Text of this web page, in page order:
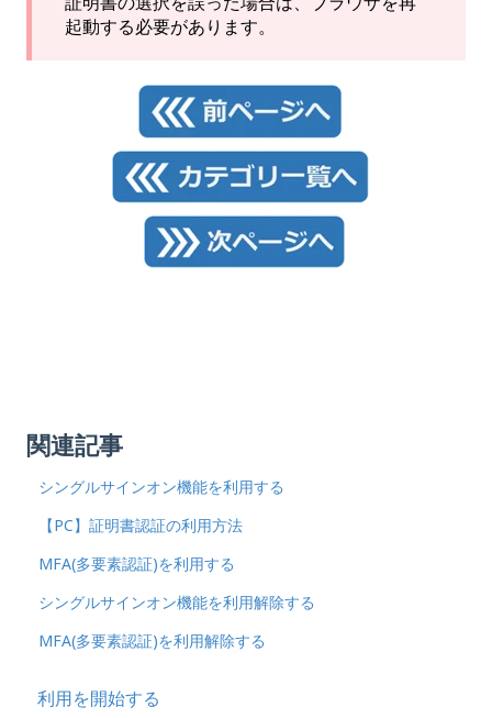
起動する必要があります。
関連記事
シングルサインオン機能を利用する
【PC】証明書認証の利用方法
MFA(多要素認証)を利用する
シングルサインオン機能を利用解除する
MFA(多要素認証)を利用解除する
利用を開始する